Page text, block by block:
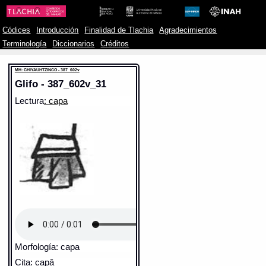
Códices Introducción Finalidad de Tlachia
Agradecimientos
Terminología
Diccionarios Créditos
MH: CHIYAUHTZINCO - 387_602v
Glifo - 387_602v_31
Lectura: capa
Morfología: capa
Cita: capâ